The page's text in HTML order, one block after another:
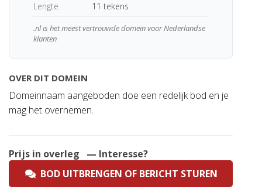
Lengte
11 tekens
.nl is het meest vertrouwde domein voor Nederlandse
klanten
OVER DIT DOMEIN
Domeinnaam aangeboden doe een redelijk bod en je
mag het overnemen.
Prijs in overleg
— Interesse?
BOD UITBRENGEN OF BERICHT STUREN